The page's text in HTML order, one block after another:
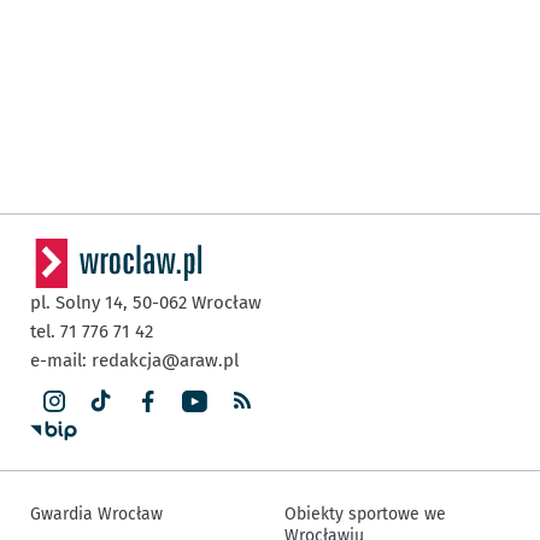
pl. Solny 14, 50-062 Wrocław
tel. 71 776 71 42
e-mail: redakcja@araw.pl
Gwardia Wrocław
Obiekty sportowe we
Wrocławiu